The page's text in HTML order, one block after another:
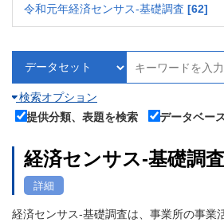
令和元年経済センサス‐基礎調査 62
検索オプション
提供分類、表題を検索
データベー
経済センサス‐基礎調査
詳細
経済センサス‐基礎調査は、事業所の事業